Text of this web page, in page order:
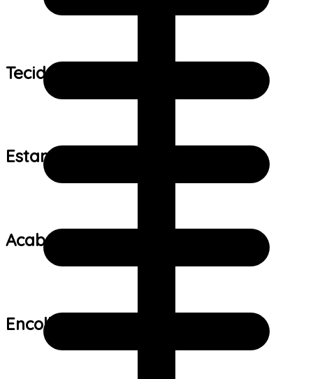
Tecido:
Estampa:
Acabamento:
Encolhimento: